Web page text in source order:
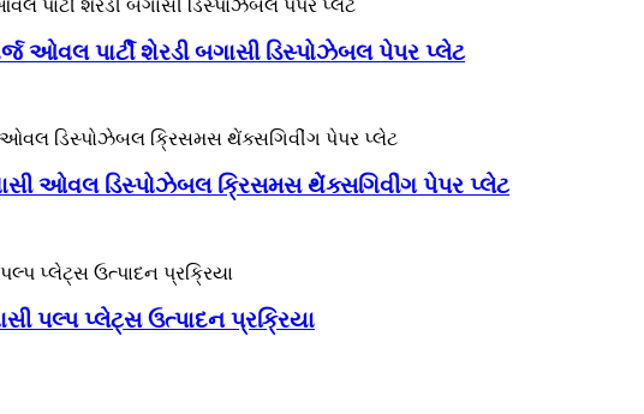
ઓવલ પાર્ટી શેરડી બગાસી ડિસ્પોઝેબલ પેપર પ્લેટ
ઓવલ ડિસ્પોઝેબલ ક્રિસમસ થેંક્સગિવીંગ પેપર પ્લેટ
પલ્પ પ્લેટ્સ ઉત્પાદન પ્રક્રિયા